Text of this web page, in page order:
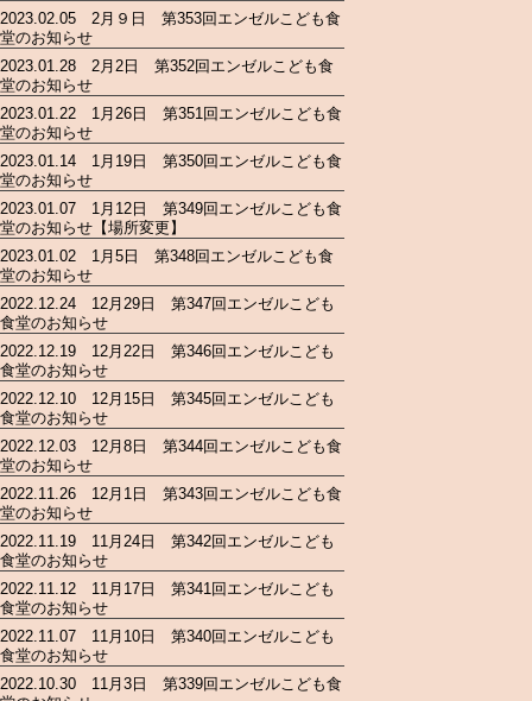
2023.02.05 2月９日 第353回エンゼルこども食
堂のお知らせ
2023.01.28 2月2日 第352回エンゼルこども食
堂のお知らせ
2023.01.22 1月26日 第351回エンゼルこども食
堂のお知らせ
2023.01.14 1月19日 第350回エンゼルこども食
堂のお知らせ
2023.01.07 1月12日 第349回エンゼルこども食
堂のお知らせ【場所変更】
2023.01.02 1月5日 第348回エンゼルこども食
堂のお知らせ
2022.12.24 12月29日 第347回エンゼルこども
食堂のお知らせ
2022.12.19 12月22日 第346回エンゼルこども
食堂のお知らせ
2022.12.10 12月15日 第345回エンゼルこども
食堂のお知らせ
2022.12.03 12月8日 第344回エンゼルこども食
堂のお知らせ
2022.11.26 12月1日 第343回エンゼルこども食
堂のお知らせ
2022.11.19 11月24日 第342回エンゼルこども
食堂のお知らせ
2022.11.12 11月17日 第341回エンゼルこども
食堂のお知らせ
2022.11.07 11月10日 第340回エンゼルこども
食堂のお知らせ
2022.10.30 11月3日 第339回エンゼルこども食